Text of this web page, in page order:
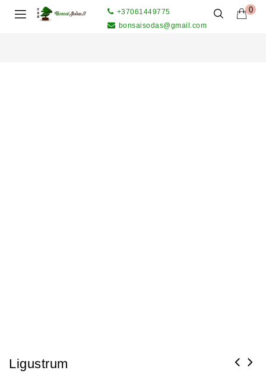
0
+37061449775
bonsaisodas@gmail.com
Ligustrum